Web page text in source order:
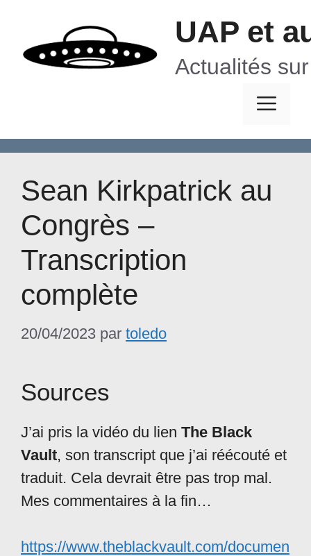
contenu
UAP et
Actualités
Sean Kirkpatrick au
Congrès –
Transcription
complète
20/04/2023 par toledo
Sources
J’ai pris la vidéo du lien The Black
Vault, son transcript que j’ai réécouté et
traduit. Cela devrait être pas trop mal.
Mes commentaires à la fin…
https://www.theblackvault.com/documen